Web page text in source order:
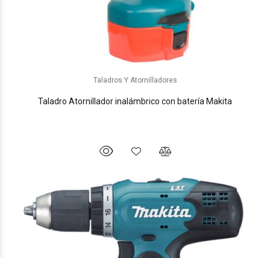
Taladros Y Atornilladores
Taladro Atornillador inalámbrico con batería Makita